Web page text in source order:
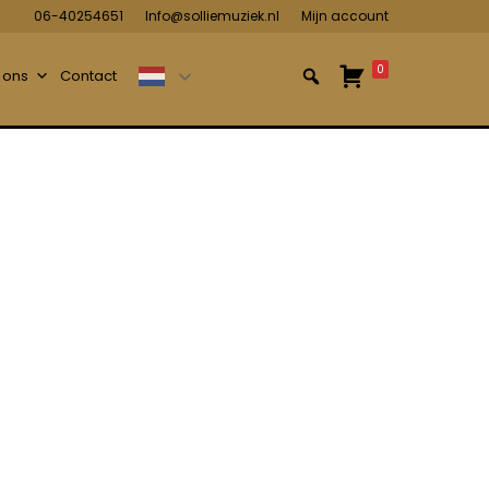
06-40254651 Info@solliemuziek.nl Mijn account
Contact 0